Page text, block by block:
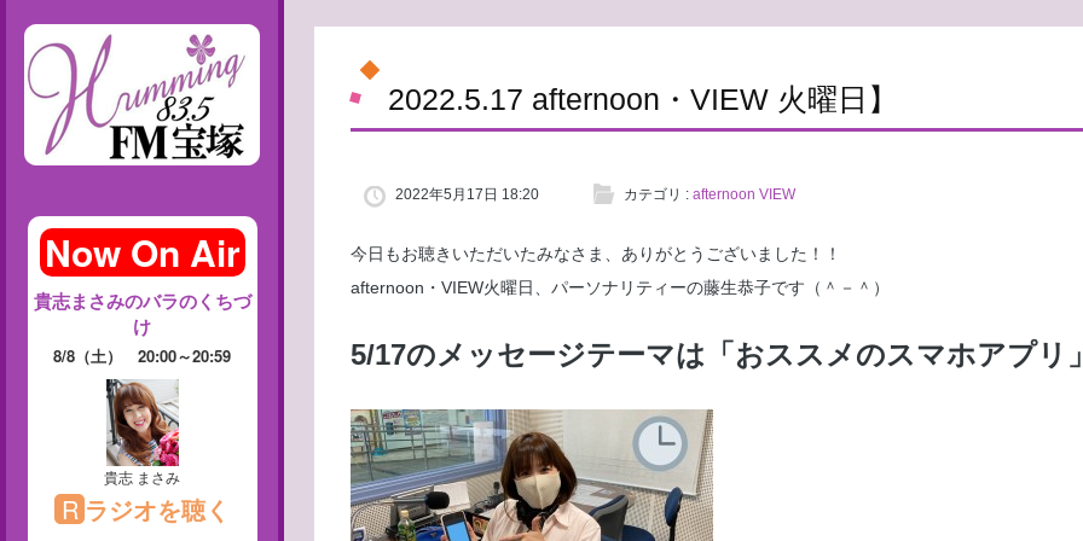
2022.5.17 afternoon・VIEW 火曜日】
2022年5月17日 18:20 カテゴリ : afternoon VIEW
今日もお聴きいただいたみなさま、ありがとうございました！！
afternoon・VIEW火曜日、パーソナリティーの藤生恭子です（＾－＾）
5/17のメッセージテーマは「おススメのスマホアプリ